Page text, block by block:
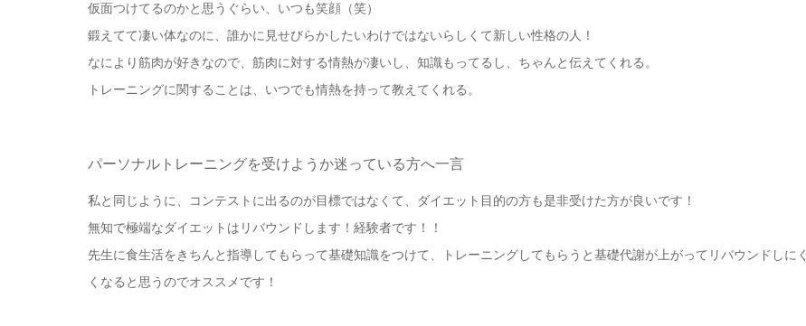
仮面つけてるのかと思うぐらい、いつも笑顔（笑）
鍛えてて凄い体なのに、誰かに見せびらかしたいわけではないらしくて新しい性格の人！
なにより筋肉が好きなので、筋肉に対する情熱が凄いし、知識もってるし、ちゃんと伝えてくれる。
トレーニングに関することは、いつでも情熱を持って教えてくれる。
パーソナルトレーニングを受けようか迷っている方へ一言
私と同じように、コンテストに出るのが目標ではなくて、ダイエット目的の方も是非受けた方が良いです！
無知で極端なダイエットはリバウンドします！経験者です！！
先生に食生活をきちんと指導してもらって基礎知識をつけて、トレーニングしてもらうと基礎代謝が上がってリバウンドしにく
くなると思うのでオススメです！